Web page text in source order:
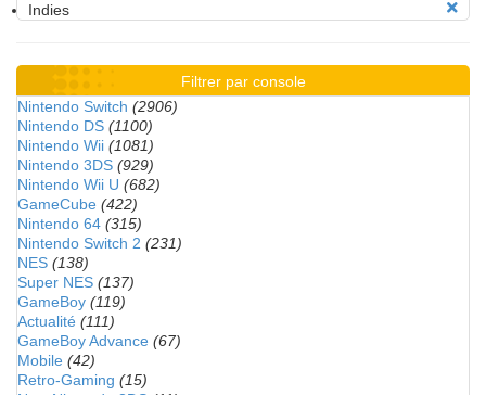
Indies
Filtrer par console
Nintendo Switch (2906)
Nintendo DS (1100)
Nintendo Wii (1081)
Nintendo 3DS (929)
Nintendo Wii U (682)
GameCube (422)
Nintendo 64 (315)
Nintendo Switch 2 (231)
NES (138)
Super NES (137)
GameBoy (119)
Actualité (111)
GameBoy Advance (67)
Mobile (42)
Retro-Gaming (15)